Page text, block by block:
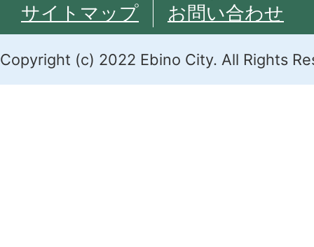
サイトマップ
お問い合わせ
Copyright (c) 2022 Ebino City. All Rights